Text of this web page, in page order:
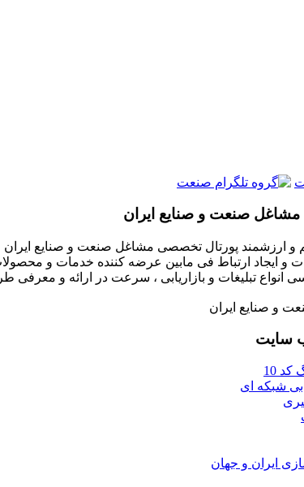
صنعت و صنایع ایران
و ارزشمند پورتال تخصصی مشاغل صنعت و صنایع
و ایجاد ارتباط فی مابین عرضه کننده خدمات و
انواع تبلیغات و بازاریابی ، سرعت در ارائه و
و صنایع ایران
سایت
10
شبکه ای
ایران و جهان